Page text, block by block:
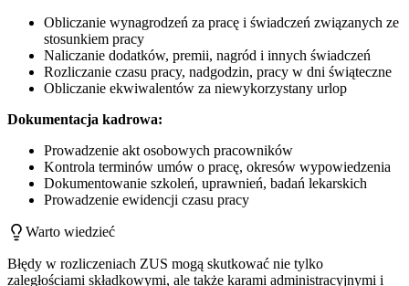
Obliczanie wynagrodzeń za pracę i świadczeń związanych ze
stosunkiem pracy
Naliczanie dodatków, premii, nagród i innych świadczeń
Rozliczanie czasu pracy, nadgodzin, pracy w dni świąteczne
Obliczanie ekwiwalentów za niewykorzystany urlop
Dokumentacja kadrowa:
Prowadzenie akt osobowych pracowników
Kontrola terminów umów o pracę, okresów wypowiedzenia
Dokumentowanie szkoleń, uprawnień, badań lekarskich
Prowadzenie ewidencji czasu pracy
Warto wiedzieć
Błędy w rozliczeniach ZUS mogą skutkować nie tylko
zaległościami składkowymi, ale także karami administracyjnymi i